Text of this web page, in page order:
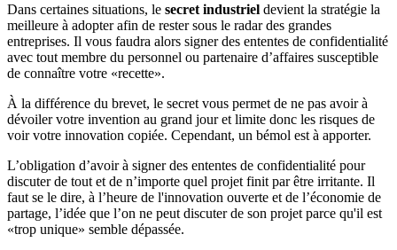
Dans certaines situations, le secret industriel devient la stratégie la
meilleure à adopter afin de rester sous le radar des grandes
entreprises. Il vous faudra alors signer des ententes de confidentialité
avec tout membre du personnel ou partenaire d’affaires susceptible
de connaître votre «recette».
À la différence du brevet, le secret vous permet de ne pas avoir à
dévoiler votre invention au grand jour et limite donc les risques de
voir votre innovation copiée. Cependant, un bémol est à apporter.
L’obligation d’avoir à signer des ententes de confidentialité pour
discuter de tout et de n’importe quel projet finit par être irritante. Il
faut se le dire, à l’heure de l'innovation ouverte et de l’économie de
partage, l’idée que l’on ne peut discuter de son projet parce qu'il est
«trop unique» semble dépassée.